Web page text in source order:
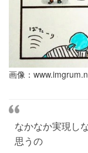
画像：
なかなか実現し
思うの